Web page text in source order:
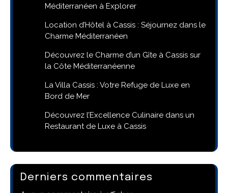
Méditerranéen à Explorer
Location d’Hôtel à Cassis : Séjournez dans le
Charme Méditerranéen
Découvrez le Charme d’un Gîte à Cassis sur
la Côte Méditerranéenne
La Villa Cassis : Votre Refuge de Luxe en
Bord de Mer
Découvrez l’Excellence Culinaire dans un
Restaurant de Luxe à Cassis
Derniers commentaires